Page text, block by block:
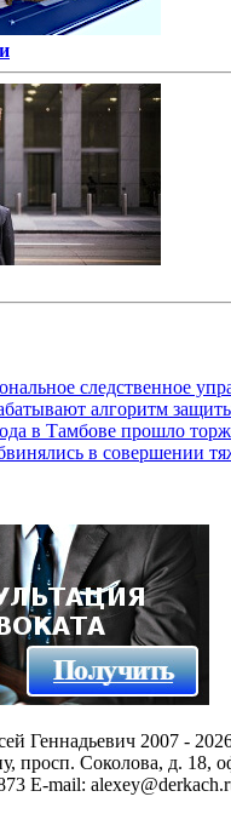
следственное
алгоритм
в Тамбове прошло
в совершении
Геннадьевич 2007 -
просп. Соколова, д. 18,
E-mail: